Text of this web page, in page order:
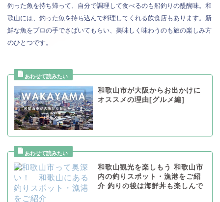
釣った魚を持ち帰って、自分で調理して食べるのも船釣りの醍醐味。和
歌山には、釣った魚を持ち込んで料理してくれる飲食店もあります。新
鮮な魚をプロの手でさばいてもらい、美味しく味わうのも旅の楽しみ方
のひとつです。
和歌山市が大阪からお出かけに
オススメの理由[グルメ編]
和歌山観光を楽しもう 和歌山市
内の釣りスポット・漁港をご紹
介 釣りの後は海鮮丼も楽しんで